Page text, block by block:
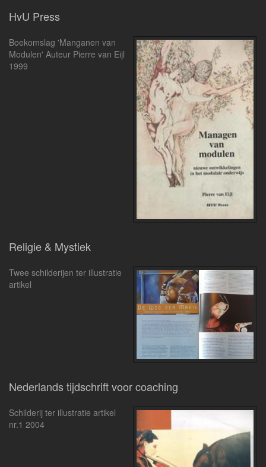
HvU Press
Boekomslag 'Manganen van
Modulen' Auteur Pierre van Eijl
1999
Religie & Mystiek
Twee schilderijen ter illustratie
artikel
Nederlands tijdschrift voor coaching
Schilderij ter illustratie artikel
nr.1 2004